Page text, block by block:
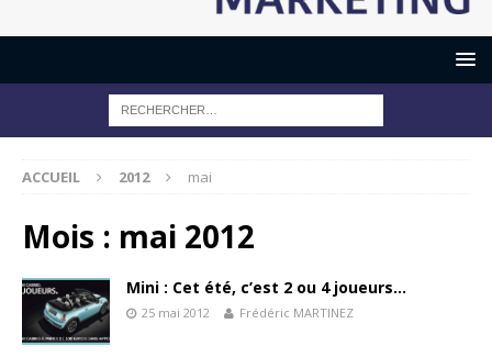
ACCUEIL 2012 mai
Mois : mai 2012
Mini : Cet été, c’est 2 ou 4 joueurs…
25 mai 2012 Frédéric MARTINEZ